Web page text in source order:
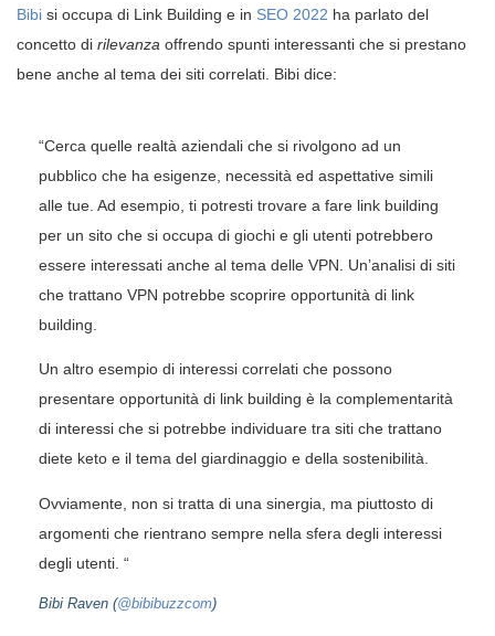
Bibi si occupa di Link Building e in SEO 2022 ha parlato del
concetto di rilevanza offrendo spunti interessanti che si prestano
bene anche al tema dei siti correlati. Bibi dice:
“Cerca quelle realtà aziendali che si rivolgono ad un
pubblico che ha esigenze, necessità ed aspettative simili
alle tue. Ad esempio, ti potresti trovare a fare link building
per un sito che si occupa di giochi e gli utenti potrebbero
essere interessati anche al tema delle VPN. Un’analisi di siti
che trattano VPN potrebbe scoprire opportunità di link
building.
Un altro esempio di interessi correlati che possono
presentare opportunità di link building è la complementarità
di interessi che si potrebbe individuare tra siti che trattano
diete keto e il tema del giardinaggio e della sostenibilità.
Ovviamente, non si tratta di una sinergia, ma piuttosto di
argomenti che rientrano sempre nella sfera degli interessi
degli utenti. “
Bibi Raven (@bibibuzzcom)